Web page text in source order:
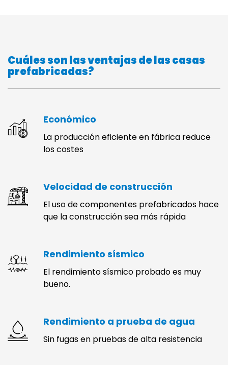
Cuáles son las ventajas de las casas
prefabricadas?
Económico
La producción eficiente en fábrica reduce
los costes
Velocidad de construcción
El uso de componentes prefabricados hace
que la construcción sea más rápida
Rendimiento sísmico
El rendimiento sísmico probado es muy
bueno.
Rendimiento a prueba de agua
Sin fugas en pruebas de alta resistencia